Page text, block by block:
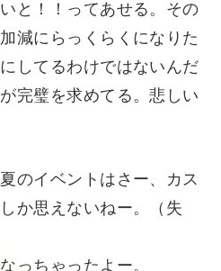
と！！ってあせる。その
減にらっくらくになりた
してるわけではないんだ
完璧を求めてる。悲しい
のイベントはさー、カス
か思えないねー。（失
っちゃったよー。